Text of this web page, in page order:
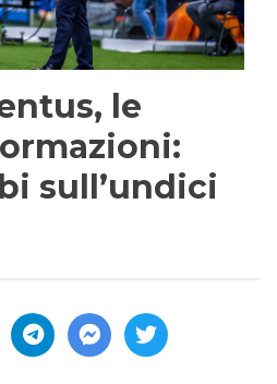
le
sull’undici